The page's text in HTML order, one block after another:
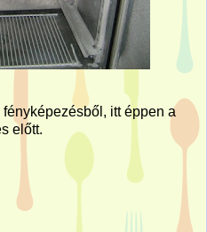
itt éppen a
előtt.